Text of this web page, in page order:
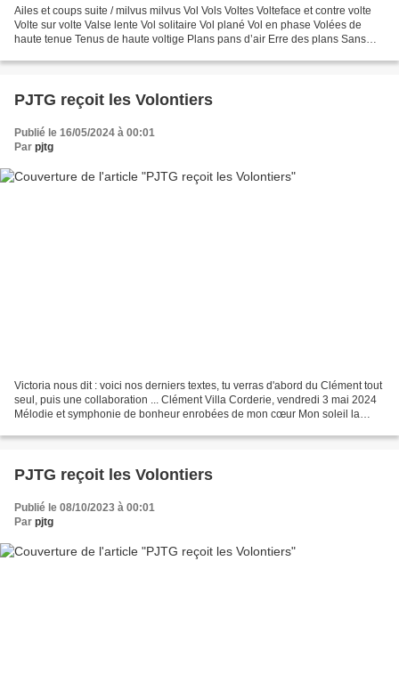
Ailes et coups suite / milvus milvus Vol Vols Voltes Volteface et contre volte
Volte sur volte Valse lente Vol solitaire Vol plané Vol en phase Volées de
haute tenue Tenus de haute voltige Plans pans d’air Erre des plans Sans
PJTG reçoit les Volontiers
Publié le 16/05/2024 à 00:01
Par pjtg
Victoria nous dit : voici nos derniers textes, tu verras d'abord du Clément tout
seul, puis une collaboration ... Clément Villa Corderie, vendredi 3 mai 2024
Mélodie et symphonie de bonheur enrobées de mon cœur Mon soleil la
PJTG reçoit les Volontiers
Publié le 08/10/2023 à 00:01
Par pjtg